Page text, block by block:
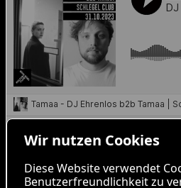
Wir nutzen Cookies
Diese Website verwendet
Benutzerfreundlichkeit zu